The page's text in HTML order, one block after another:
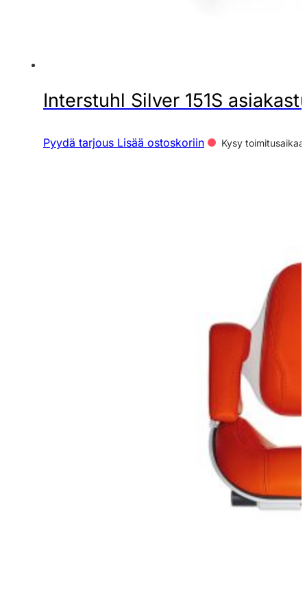
Interstuhl Silver 151S
Pyydä tarjous Lisää ostoskoriin Kysy toimitusaikaa